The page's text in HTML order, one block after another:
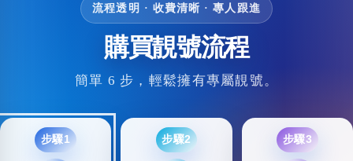
流程透明 · 收費清晰 · 專人跟進
購買靚號流程
簡單 6 步，輕鬆擁有專屬靚號。
步驟1 步驟2 步驟3